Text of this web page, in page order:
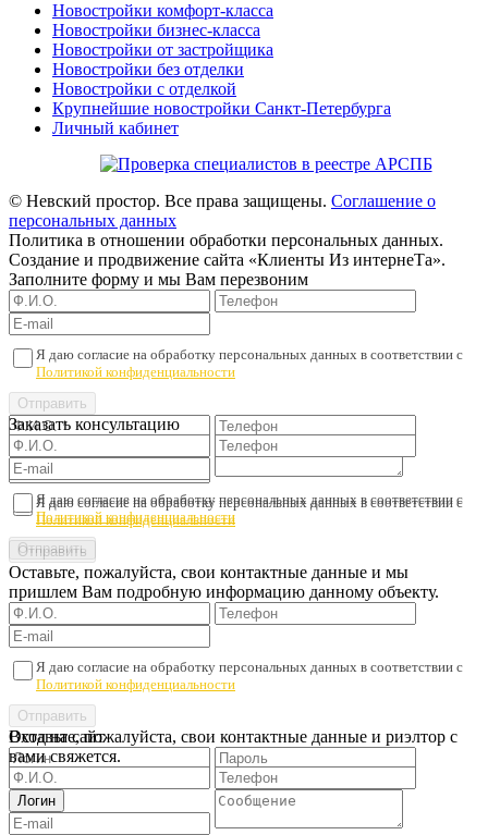
Новостройки комфорт-класса
Новостройки бизнес-класса
Новостройки от застройщика
Новостройки без отделки
Новостройки с отделкой
Крупнейшие новостройки Санкт-Петербурга
Личный кабинет
© Невский простор. Все права защищены. Соглашение о
персональных данных
Политика в отношении обработки персональных данных.
Создание и продвижение сайта «Клиенты Из интернеТа».
Заполните форму и мы Вам перезвоним
Я даю согласие на обработку персональных данных в соответствии с
Политикой конфиденциальности
Заказать консультацию
Я даю согласие на обработку персональных данных в соответствии с
Политикой конфиденциальности
Я даю согласие на обработку персональных данных в соответствии с
Политикой конфиденциальности
Оставьте, пожалуйста, свои контактные данные и мы
пришлем Вам подробную информацию данному объекту.
Я даю согласие на обработку персональных данных в соответствии с
Политикой конфиденциальности
Оставьте, пожалуйста, свои контактные данные и риэлтор с
вами свяжется.
Вход на сайт